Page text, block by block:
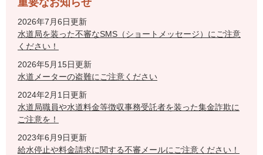
2026年7月6日更新
水道局を装った不審なSMS（ショートメッセージ）にご注意
ください！
2026年5月15日更新
水道メーターの盗難にご注意ください
2024年2月1日更新
水道局職員や水道料金等徴収事務受託者を装った集金詐欺に
ご注意を！
2023年6月9日更新
給水停止や料金請求に関する不審メールにご注意ください！